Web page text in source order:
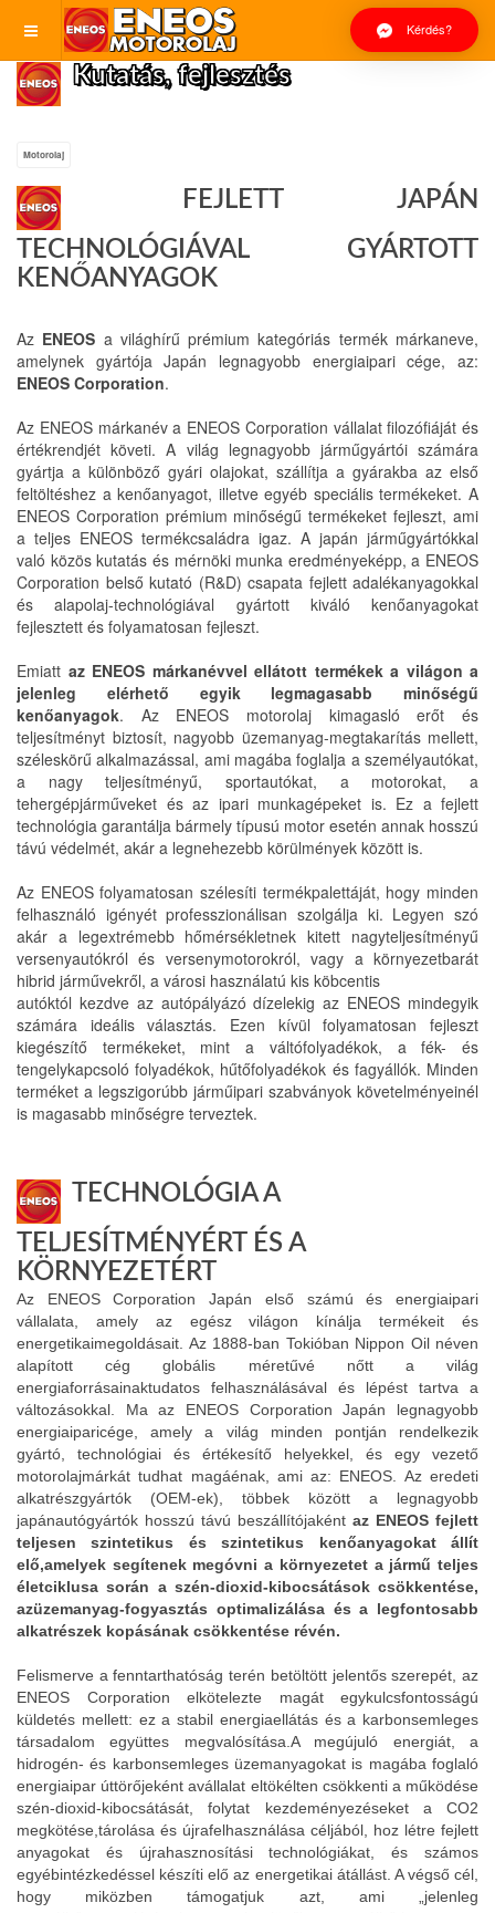
Kérdés?
Kutatás, fejlesztés
Motorolaj
FEJLETT JAPÁN
TECHNOLÓGIÁVAL GYÁRTOTT
KENŐANYAGOK
Az ENEOS a világhírű prémium kategóriás termék márkaneve,
amelynek gyártója Japán legnagyobb energiaipari cége, az:
ENEOS Corporation.
Az ENEOS márkanév a ENEOS Corporation vállalat filozófiáját és
értékrendjét követi. A világ legnagyobb járműgyártói számára
gyártja a különböző gyári olajokat, szállítja a gyárakba az első
feltöltéshez a kenőanyagot, illetve egyéb speciális termékeket. A
ENEOS Corporation prémium minőségű termékeket fejleszt, ami
a teljes ENEOS termékcsaládra igaz. A japán járműgyártókkal
való közös kutatás és mérnöki munka eredményeképp, a ENEOS
Corporation belső kutató (R&D) csapata fejlett adalékanyagokkal
és alapolaj-technológiával gyártott kiváló kenőanyagokat
fejlesztett és folyamatosan fejleszt.
Emiatt az ENEOS márkanévvel ellátott termékek a világon a
jelenleg elérhető egyik legmagasabb minőségű
kenőanyagok. Az ENEOS motorolaj kimagasló erőt és
teljesítményt biztosít, nagyobb üzemanyag-megtakarítás mellett,
széleskörű alkalmazással, ami magába foglalja a személyautókat,
a nagy teljesítményű, sportautókat, a motorokat, a
tehergépjárműveket és az ipari munkagépeket is. Ez a fejlett
technológia garantálja bármely típusú motor esetén annak hosszú
távú védelmét, akár a legnehezebb körülmények között is.
Az ENEOS folyamatosan szélesíti termékpalettáját, hogy minden
felhasználó igényét professzionálisan szolgálja ki. Legyen szó
akár a legextrémebb hőmérsékletnek kitett nagyteljesítményű
versenyautókról és versenymotorokról, vagy a környezetbarát
hibrid járművekről, a városi használatú kis köbcentis
autóktól kezdve az autópályázó dízelekig az ENEOS mindegyik
számára ideális választás. Ezen kívül folyamatosan fejleszt
kiegészítő termékeket, mint a váltófolyadékok, a fék- és
tengelykapcsoló folyadékok, hűtőfolyadékok és fagyállók. Minden
terméket a legszigorúbb járműipari szabványok követelményeinél
is magasabb minőségre terveztek.
TECHNOLÓGIA A
TELJESÍTMÉNYÉRT ÉS A
KÖRNYEZETÉRT
Az ENEOS Corporation Japán első számú és energiaipari
vállalata, amely az egész világon kínálja termékeit és
energetikaimegoldásait. Az 1888-ban Tokióban Nippon Oil néven
alapított cég globális méretűvé nőtt a világ
energiaforrásainaktudatos felhasználásával és lépést tartva a
változásokkal. Ma az ENEOS Corporation Japán legnagyobb
energiaiparicége, amely a világ minden pontján rendelkezik
gyártó, technológiai és értékesítő helyekkel, és egy vezető
motorolajmárkát tudhat magáénak, ami az: ENEOS. Az eredeti
alkatrészgyártók (OEM-ek), többek között a legnagyobb
japánautógyártók hosszú távú beszállítójaként az ENEOS fejlett
teljesen szintetikus és szintetikus kenőanyagokat állít
elő,amelyek segítenek megóvni a környezetet a jármű teljes
életciklusa során a szén-dioxid-kibocsátások csökkentése,
azüzemanyag-fogyasztás optimalizálása és a legfontosabb
alkatrészek kopásának csökkentése révén.
Felismerve a fenntarthatóság terén betöltött jelentős szerepét, az
ENEOS Corporation elkötelezte magát egykulcsfontosságú
küldetés mellett: ez a stabil energiaellátás és a karbonsemleges
társadalom együttes megvalósítása.A megújuló energiát, a
hidrogén- és karbonsemleges üzemanyagokat is magába foglaló
energiaipar úttörőjeként avállalat eltökélten csökkenti a működése
szén-dioxid-kibocsátását, folytat kezdeményezéseket a CO2
megkötése,tárolása és újrafelhasználása céljából, hoz létre fejlett
anyagokat és újrahasznosítási technológiákat, és számos
egyébintézkedéssel készíti elő az energetikai átállást. A végső cél,
hogy miközben támogatjuk azt, ami „jelenleg